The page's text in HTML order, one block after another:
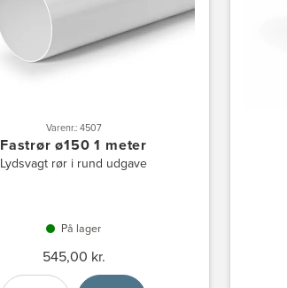
Varenr.: 4507
Fastrør ø150 1 meter
Lydsvagt rør i rund udgave
På lager
545,00 kr.